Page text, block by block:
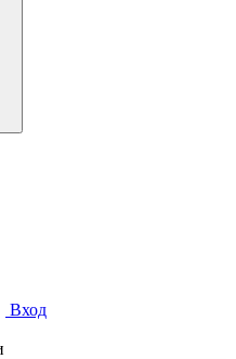
Вход